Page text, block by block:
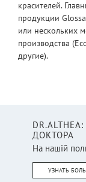
красителей.
продукции
или нескольких
производства
другие).
ДОКТОРА
На нашій
УЗНАТЬ